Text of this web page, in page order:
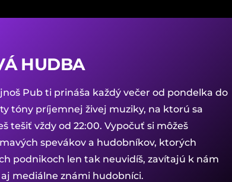
HUDBA
Pub ti prináša každý večer od pondelka do
tóny príjemnej živej muziky, na ktorú sa
tešiť vždy od 22:00. Vypočuť si môžeš
spevákov a hudobníkov, ktorých
podnikoch len tak neuvidíš, zavítajú k nám
aj mediálne známi hudobníci.